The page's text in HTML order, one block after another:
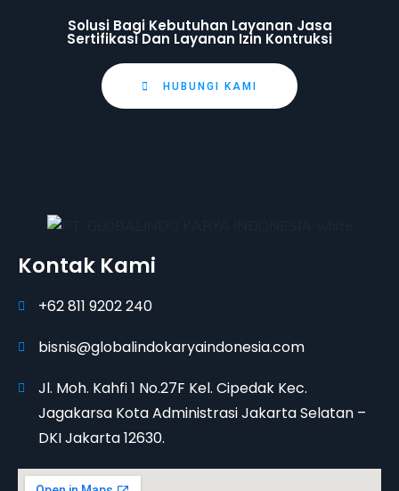
Solusi Bagi Kebutuhan Layanan Jasa
Sertifikasi Dan Layanan Izin Kontruksi
HUBUNGI KAMI
Kontak Kami
+62 811 9202 240
bisnis@globalindokaryaindonesia.com
Jl. Moh. Kahfi 1 No.27F Kel. Cipedak Kec.
Jagakarsa Kota Administrasi Jakarta Selatan –
DKI Jakarta 12630.